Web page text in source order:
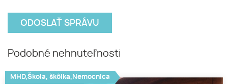
Podobné nehnuteľnosti
MHD,Škola, škôlka,Nemocnica